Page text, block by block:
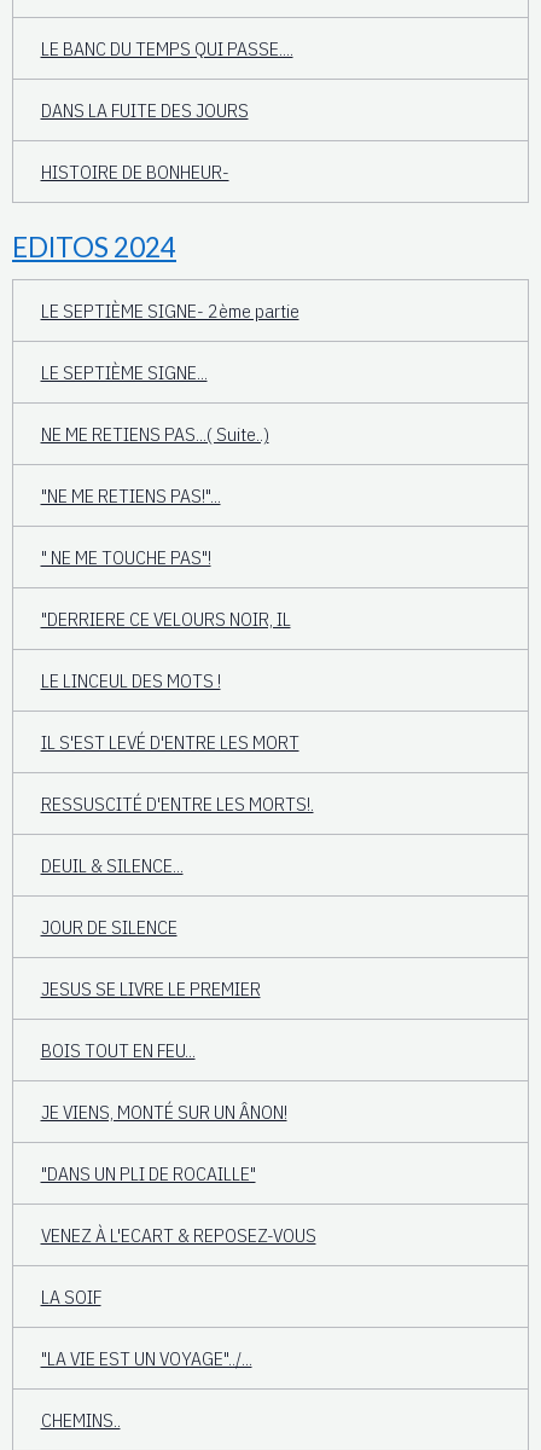
LE BANC DU TEMPS QUI PASSE....
DANS LA FUITE DES JOURS
HISTOIRE DE BONHEUR-
EDITOS 2024
LE SEPTIÈME SIGNE- 2ème partie
LE SEPTIÈME SIGNE...
NE ME RETIENS PAS...( Suite..)
"NE ME RETIENS PAS!"...
" NE ME TOUCHE PAS"!
"DERRIERE CE VELOURS NOIR, IL
LE LINCEUL DES MOTS !
IL S'EST LEVÉ D'ENTRE LES MORT
RESSUSCITÉ D'ENTRE LES MORTS!.
DEUIL & SILENCE...
JOUR DE SILENCE
JESUS SE LIVRE LE PREMIER
BOIS TOUT EN FEU...
JE VIENS, MONTÉ SUR UN ÂNON!
"DANS UN PLI DE ROCAILLE"
VENEZ À L'ECART & REPOSEZ-VOUS
LA SOIF
"LA VIE EST UN VOYAGE"../...
CHEMINS..